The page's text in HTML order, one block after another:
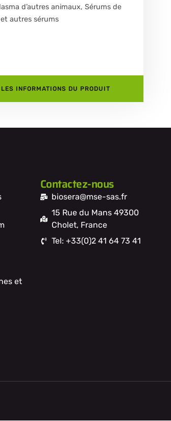
d’autres animaux,Sérums de
autres sérums
INFORMATIONS DU PRODUIT
et
Contactez-nous
biosera@mse-sas.fr
15 Rue du Mans 49300
Cholet, France
Tel: +33(0)2 41 64 73 41